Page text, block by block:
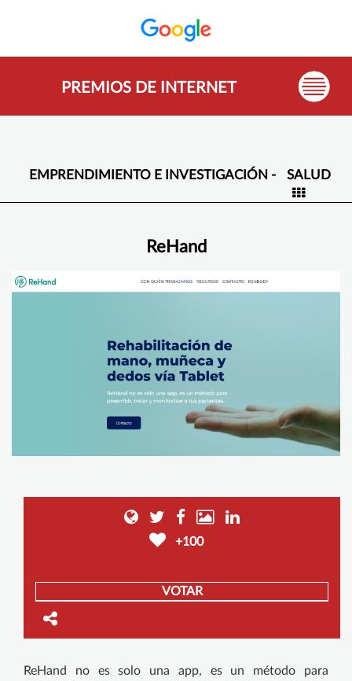
PREMIOS DE INTERNET
EMPRENDIMIENTO E INVESTIGACIÓN - SALUD
ReHand
+100
VOTAR
ReHand no es solo una app, es un método para